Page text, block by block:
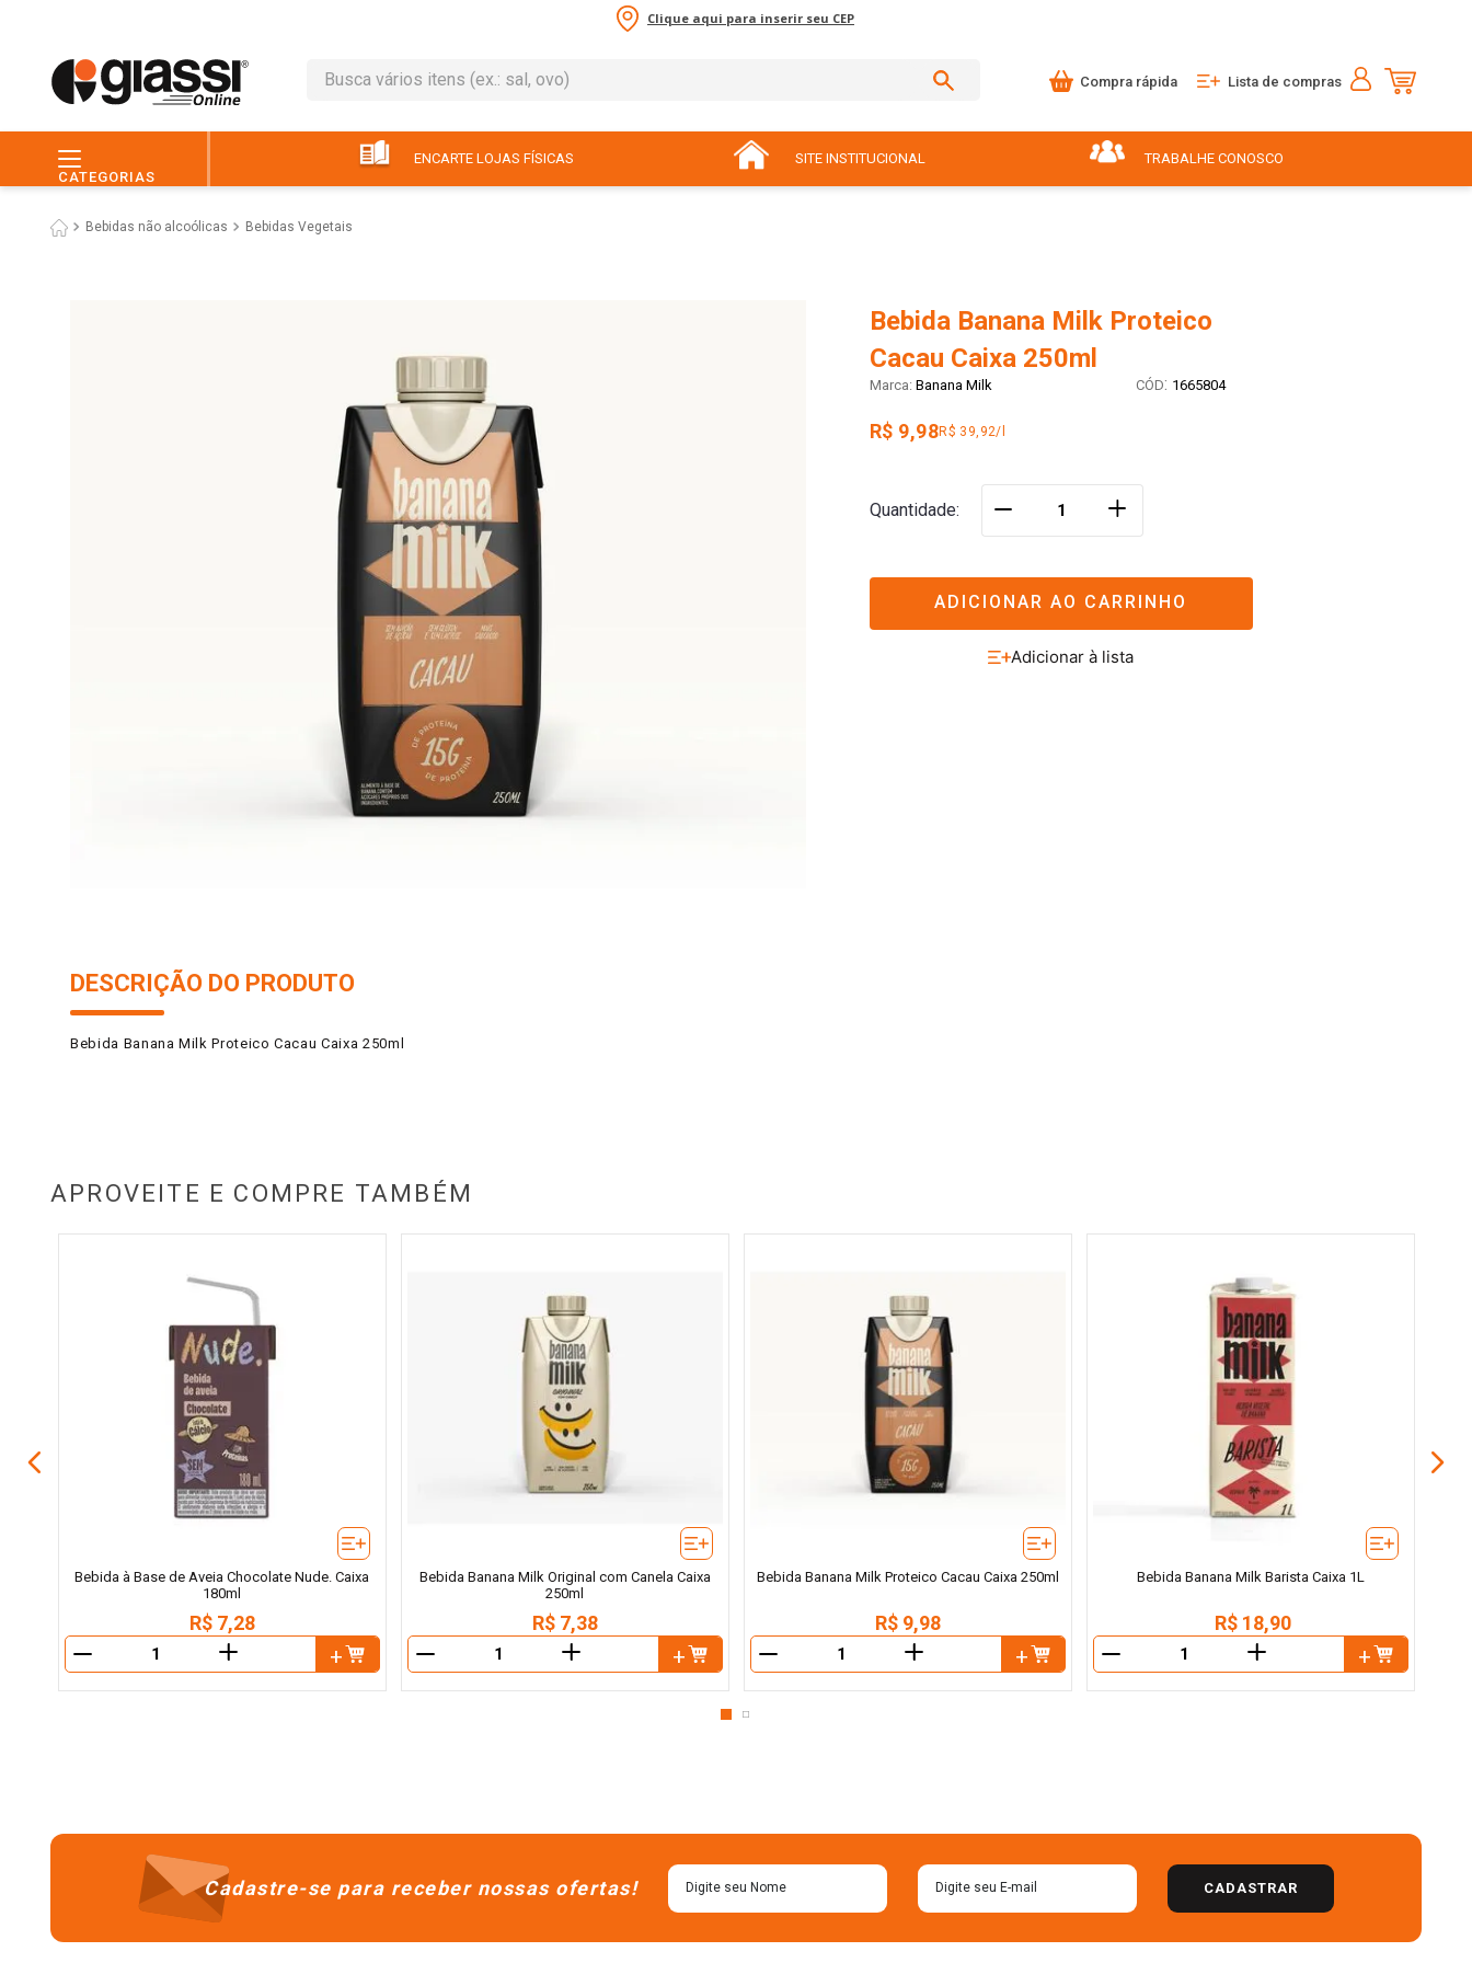
Clique aqui para inserir seu CEP
Busca vários itens (ex.: sal, ovo)
Compra rápida Lista de compras
CATEGORIAS
ENCARTE LOJAS FÍSICAS SITE INSTITUCIONAL TRABALHE CONOSCO
Bebidas não alcoólicas Bebidas Vegetais
Bebida Banana Milk Proteico
Cacau Caixa 250ml
Banana Milk : 1665804
R$ 9,98R$ 39,92/l
Quantidade ＋
ADICIONAR AO CARRINHO
DESCRIÇÃO DO PRODUTO
Bebida Banana Milk Proteico Cacau Caixa 250ml
APROVEITE E COMPRE TAMBÉM
Bebida à Base de Aveia Chocolate Nude. Caixa
180ml
R$ 7,28
＋
－
Bebida Banana Milk Original com Canela Caixa
250ml
R$ 7,38
＋
－
Bebida Banana Milk Proteico Cacau Caixa 250ml
R$ 9,98
＋
－
Bebida Banana Milk Barista Caixa 1L
R$ 18,90
＋
－
Cadastre-se para receber nossas ofertas! CADASTRAR
leite
3º
macarrão
º ovo
9º pão
10 iogurte